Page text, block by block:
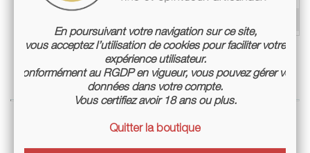
En poursuivant votre navigation sur ce site,
vous acceptez l’utilisation de cookies pour faciliter votre
expérience utilisateur.
Conformément au RGDP en vigueur, vous pouvez gérer vos
données dans votre compte.
Vous certifiez avoir 18 ans ou plus.
Quitter la boutique